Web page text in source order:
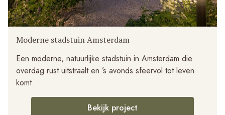
Moderne stadstuin Amsterdam
Een moderne, natuurlijke stadstuin in Amsterdam die
overdag rust uitstraalt en ’s avonds sfeervol tot leven
komt.
Bekijk project